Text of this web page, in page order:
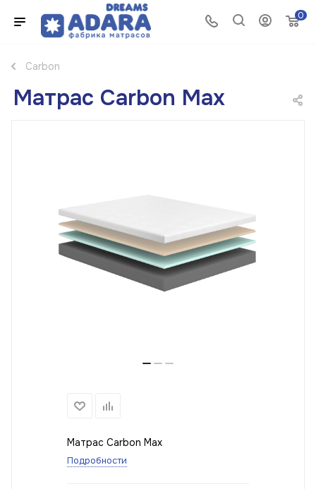
0
Carbon
Матрас Carbon Max
Матрас Carbon Max
Подробности